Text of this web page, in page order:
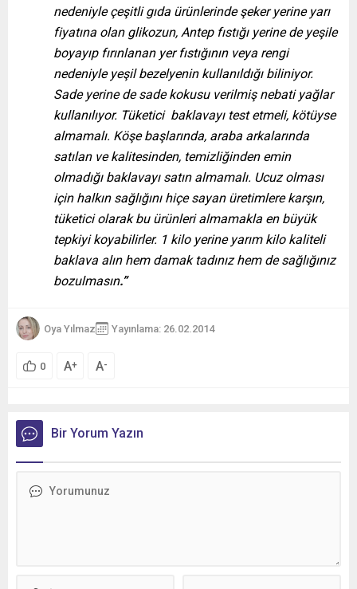
nedeniyleçeşitli gıda ürünlerinde şeker yerine yarı
fiyatına olan glikozun, Antep fıstığı yerine de yeşile
boyayıp fırınlanan yer fıstığının veya rengi
nedeniyle yeşil bezelyenin kullanıldığı biliniyor.
Sade yerine de sade kokusu verilmiş nebati yağlar
kullanılıyor. Tüketici baklavayı test etmeli, kötüyse
almamalı. Köşe başlarında, araba arkalarında
satılan ve kalitesinden, temizliğinden emin
olmadığı baklavayı satın almamalı. Ucuz olması
için halkın sağlığını hiçe sayan üretimlere karşın,
tüketici olarak bu ürünleri almamakla en büyük
tepkiyi koyabilirler. 1 kilo yerine yarım kilo kaliteli
baklava alın hem damak tadınız hem de sağlığınız
bozulmasın.”
Oya Yılmaz Yayınlama: 26.02.2014
0 A+ A-
Bir Yorum Yazın